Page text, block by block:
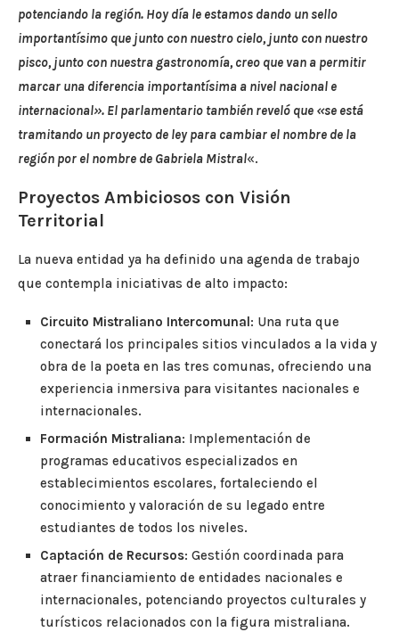
potenciando la región. Hoy día le estamos dando un sello
importantísimo que junto con nuestro cielo, junto con nuestro
pisco, junto con nuestra gastronomía, creo que van a permitir
marcar una diferencia importantísima a nivel nacional e
internacional». El parlamentario también reveló que «se está
tramitando un proyecto de ley para cambiar el nombre de la
región por el nombre de Gabriela Mistral«.
Proyectos Ambiciosos con Visión
Territorial
La nueva entidad ya ha definido una agenda de trabajo
que contempla iniciativas de alto impacto:
Circuito Mistraliano Intercomunal: Una ruta que
conectará los principales sitios vinculados a la vida y
obra de la poeta en las tres comunas, ofreciendo una
experiencia inmersiva para visitantes nacionales e
internacionales.
Formación Mistraliana: Implementación de
programas educativos especializados en
establecimientos escolares, fortaleciendo el
conocimiento y valoración de su legado entre
estudiantes de todos los niveles.
Captación de Recursos: Gestión coordinada para
atraer financiamiento de entidades nacionales e
internacionales, potenciando proyectos culturales y
turísticos relacionados con la figura mistraliana.